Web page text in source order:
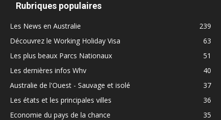
Rubriques populaires
Les News en Australie
239
Découvrez le Working Holiday Visa
63
Les plus beaux Parcs Nationaux
51
Les dernières infos Whv
40
Australie de l'Ouest - Sauvage et isolé
37
Les états et les principales villes
36
Economie du pays de la chance
35